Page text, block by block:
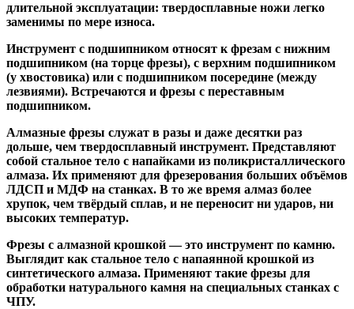
длительной эксплуатации: твердосплавные ножи легко
заменимы по мере износа.
Инструмент с подшипником относят к фрезам с нижним
подшипником (на торце фрезы), с верхним подшипником
(у хвостовика) или с подшипником посередине (между
лезвиями). Встречаются и фрезы с переставным
подшипником.
Алмазные фрезы служат в разы и даже десятки раз
дольше, чем твердосплавный инструмент. Представляют
собой стальное тело с напайками из поликристаллического
алмаза. Их применяют для фрезерования больших объёмов
ЛДСП и МДФ на станках. В то же время алмаз более
хрупок, чем твёрдый сплав, и не переносит ни ударов, ни
высоких температур.
Фрезы с алмазной крошкой— это инструмент по камню.
Выглядит как стальное тело с напаянной крошкой из
синтетического алмаза. Применяют такие фрезы для
обработки натурального камня на специальных станках с
ЧПУ.